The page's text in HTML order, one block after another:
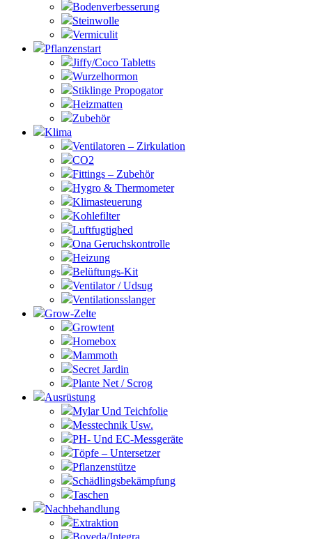
Bodenverbesserung
Steinwolle
Vermiculit
Pflanzenstart
Jiffy/Coco Tabletts
Wurzelhormon
Stiklinge Propogator
Heizmatten
Zubehör
Klima
Ventilatoren – Zirkulation
CO2
Fittings – Zubehör
Hygro & Thermometer
Klimasteuerung
Kohlefilter
Luftfugtighed
Ona Geruchskontrolle
Heizung
Belüftungs-Kit
Ventilator / Udsug
Ventilationsslanger
Grow-Zelte
Growtent
Homebox
Mammoth
Secret Jardin
Plante Net / Scrog
Ausrüstung
Mylar Und Teichfolie
Messtechnik Usw.
PH- Und EC-Messgeräte
Töpfe – Untersetzer
Pflanzenstütze
Schädlingsbekämpfung
Taschen
Nachbehandlung
Extraktion
Boveda/Integra